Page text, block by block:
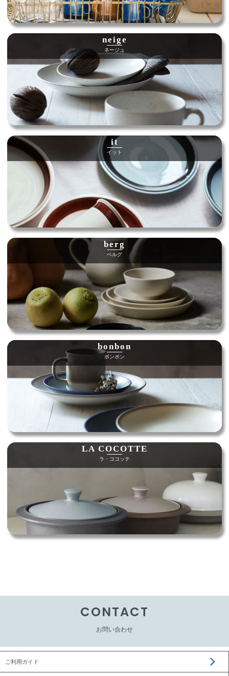
neige
ネージュ
it
イット
berg
ベルグ
bonbon
ボンボン
LA COCOTTE
ラ・ココッテ
CONTACT
お問い合わせ
ご利用ガイド